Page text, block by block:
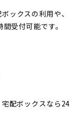
ックスの利用や、
受付可能です。
配ボックスなら24